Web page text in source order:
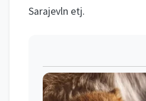
Sarajevln etj.